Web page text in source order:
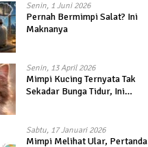
Senin, 1 Juni 2026
Pernah Bermimpi Salat? Ini
Maknanya
Senin, 13 April 2026
Mimpi Kucing Ternyata Tak
Sekadar Bunga Tidur, Ini
Sabtu, 17 Januari 2026
Mimpi Melihat Ular, Pertanda